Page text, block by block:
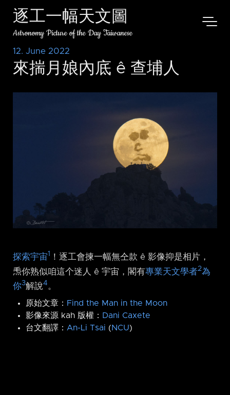
逐工一幅天文圖
Astronomy Picture of the Day Taiwanese
12. June 2022
來揣月娘內底 ê 查埔人
探索宇宙1
！逐工會揀一幅無仝款 ê 影像抑是相片，
𤆬你熟似咱這个迷人 ê 宇宙，閣有專業天文學者2為
你3解說4 。
原始文章： Find the Man in the Moon
影像來源 kah 版權： Dani Caxete
台文翻譯： An-Li Tsai (NCU)